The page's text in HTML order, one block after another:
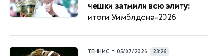
чешки затмили всю элиту:
итоги Уимблдона-2026
ТЕННИС • 05/07/2026 23:26